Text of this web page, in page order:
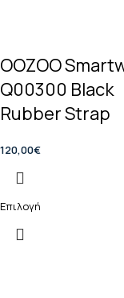
OOZOO
Q00300 Black
Rubber Strap
120,00€
Επιλογή